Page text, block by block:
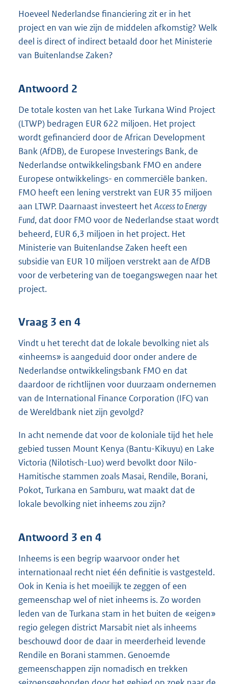
Hoeveel Nederlandse financiering zit er in het
project en van wie zijn de middelen afkomstig? Welk
deel is direct of indirect betaald door het Ministerie
van Buitenlandse Zaken?
Antwoord 2
De totale kosten van het Lake Turkana Wind Project
(LTWP) bedragen EUR 622 miljoen. Het project
wordt gefinancierd door de African Development
Bank (AfDB), de Europese Investerings Bank, de
Nederlandse ontwikkelingsbank FMO en andere
Europese ontwikkelings- en commerciële banken.
FMO heeft een lening verstrekt van EUR 35 miljoen
aan LTWP. Daarnaast investeert hetAccess to Energy
Fund, dat door FMO voor de Nederlandse staat wordt
beheerd, EUR 6,3 miljoen in het project. Het
Ministerie van Buitenlandse Zaken heeft een
subsidie van EUR 10 miljoen verstrekt aan de AfDB
voor de verbetering van de toegangswegen naar het
project.
Vraag 3 en 4
Vindt u het terecht dat de lokale bevolking niet als
«inheems» is aangeduid door onder andere de
Nederlandse ontwikkelingsbank FMO en dat
daardoor de richtlijnen voor duurzaam ondernemen
van de International Finance Corporation (IFC) van
de Wereldbank niet zijn gevolgd?
In acht nemende dat voor de koloniale tijd het hele
gebied tussen Mount Kenya (Bantu-Kikuyu) en Lake
Victoria (Nilotisch-Luo) werd bevolkt door Nilo-
Hamitische stammen zoals Masai, Rendile, Borani,
Pokot, Turkana en Samburu, wat maakt dat de
lokale bevolking niet inheems zou zijn?
Antwoord 3 en 4
Inheems is een begrip waarvoor onder het
internationaal recht niet één definitie is vastgesteld.
Ook in Kenia is het moeilijk te zeggen of een
gemeenschap wel of niet inheems is. Zo worden
leden van de Turkana stam in het buiten de «eigen»
regio gelegen district Marsabit niet als inheems
beschouwd door de daar in meerderheid levende
Rendile en Borani stammen. Genoemde
gemeenschappen zijn nomadisch en trekken